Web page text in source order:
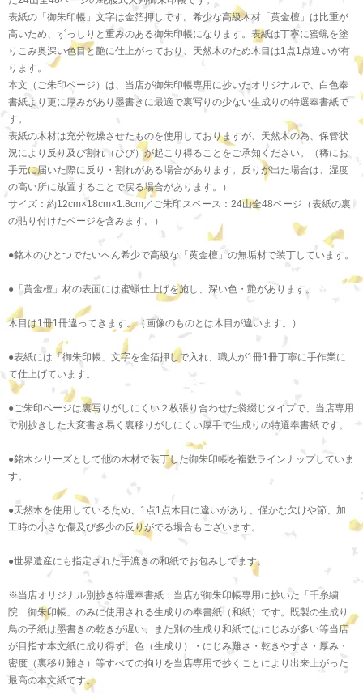
表紙の「御朱印帳」文字は金箔押しです。希少な高級木材「黄金檀」は比重が
高いため、ずっしりと重みのある御朱印帳になります。表紙は丁寧に蜜蝋を塗
りこみ奥深い色目と艶に仕上がっており、天然木のため木目は1点1点違いが有
ります。
本文（ご朱印ページ）は、当店が御朱印帳専用に抄いたオリジナルで、白色奉
書紙より更に厚みがあり墨書きに最適で裏写りの少ない生成りの特選奉書紙で
す。
表紙の木材は充分乾燥させたものを使用しておりますが、天然木の為、保管状
況により反り及び割れ（ひび）が起こり得ることをご承知ください。（稀にお
手元に届いた際に反り・割れがある場合があります。反りが出た場合は、湿度
の高い所に放置することで戻る場合があります。）
サイズ：約12cm×18cm×1.8cm／ご朱印スペース：24山全48ページ（表紙の裏
の貼り付けたページを含みます。）
●銘木のひとつでたいへん希少で高級な「黄金檀」の無垢材で装丁しています。
●「黄金檀」材の表面には蜜蝋仕上げを施し、深い色・艶があります。
木目は1冊1冊違ってきます。（画像のものとは木目が違います。）
●表紙には「御朱印帳」文字を金箔押しで入れ、職人が1冊1冊丁寧に手作業に
て仕上げています。
●ご朱印ページは裏写りがしにくい２枚張り合わせた袋綴じタイプで、当店専用
で別抄きした大変書き易く裏移りがしにくい厚手で生成りの特選奉書紙です。
●銘木シリーズとして他の木材で装丁した御朱印帳を複数ラインナップしていま
す。
●天然木を使用しているため、1点1点木目に違いがあり、僅かな欠けや節、加
工時の小さな傷及び多少の反りがでる場合もございます。
●世界遺産にも指定された手漉きの和紙でお包みしてます。
※当店オリジナル別抄き特選奉書紙：当店が御朱印帳専用に抄いた「千糸繍
院 御朱印帳」のみに使用される生成りの奉書紙（和紙）です。既製の生成り
鳥の子紙は墨書きの乾きが遅い、また別の生成り和紙ではにじみが多い等当店
が目指す本文紙に成り得ず、色（生成り）・にじみ難さ・乾きやすさ・厚み・
密度（裏移り難さ）等すべての拘りを当店専用で抄くことにより出来上がった
最高の本文紙です。